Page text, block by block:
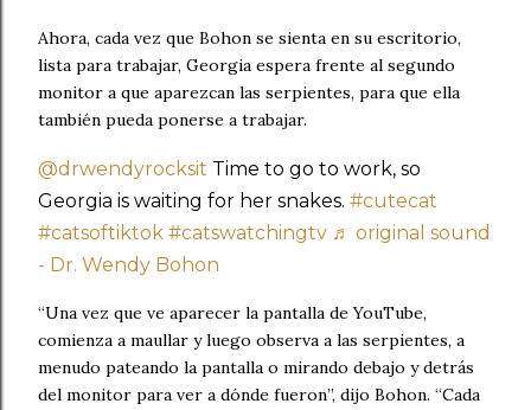
Ahora, cada vez que Bohon se sienta en su escritorio,
lista para trabajar, Georgia espera frente al segundo
monitor a que aparezcan las serpientes, para que ella
también pueda ponerse a trabajar.
@drwendyrocksit Time to go to work, so
Georgia is waiting for her snakes. #cutecat
#catsoftiktok #catswatchingtv ♬ original sound
- Dr. Wendy Bohon
“Una vez que ve aparecer la pantalla de YouTube,
comienza a maullar y luego observa a las serpientes, a
menudo pateando la pantalla o mirando debajo y detrás
del monitor para ver a dónde fueron”, dijo Bohon. “Cada